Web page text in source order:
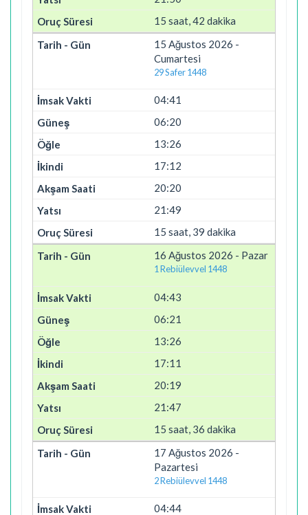
15 saat, 42 dakika
15 Ağustos 2026 -
Cumartesi
29 Safer 1448
04:41
06:20
13:26
17:12
20:20
21:49
15 saat, 39 dakika
16 Ağustos 2026 - Pazar
1 Rebiülevvel 1448
04:43
06:21
13:26
17:11
20:19
21:47
15 saat, 36 dakika
17 Ağustos 2026 -
Pazartesi
2 Rebiülevvel 1448
04:44